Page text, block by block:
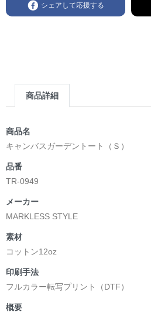
シェアして応援する
商品詳細
商品名
キャンバスガーデントート（Ｓ）
品番
TR-0949
メーカー
MARKLESS STYLE
素材
コットン12oz
印刷手法
フルカラー転写プリント（DTF）
概要